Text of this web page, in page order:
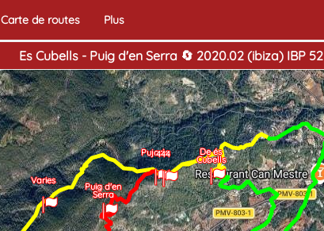
Carte de routes Plus
Es Cubells - Puig d'en Serra 🔄 2020.02 (ibiza) IBP 52
Pujada
Puig d'en
Serra
Varies
444 De és
Cubells